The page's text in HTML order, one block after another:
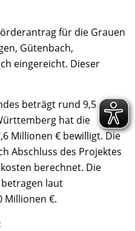
für die Grauen
Gütenbach,
eingereicht. Dieser
beträgt rund 9,5
hat die
Millionen € bewilligt. Die
Abschluss des Projektes
berechnet. Die
laut
Millionen €.